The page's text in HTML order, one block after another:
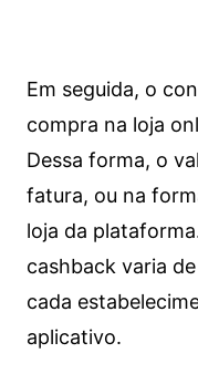
Em seguida, o
compra na loja
Dessa forma, o
fatura, ou na
loja da
cashback varia
cada
aplicativo.